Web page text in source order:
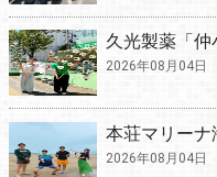
久光製薬「
2026年08月04日
本荘マリーナ
2026年08月04日